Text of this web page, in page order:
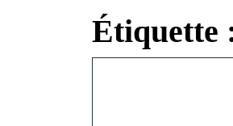
Étiquette